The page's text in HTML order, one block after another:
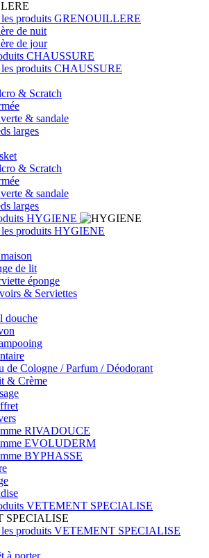
produits GRENOUILLERE
de nuit
de jour
CHAUSSURE
produits CHAUSSURE
& Scratch
& sandale
larges
& Scratch
& sandale
larges
HYGIENE
produits HYGIENE
de lit
éponge
& Serviettes
douche
de Cologne / Parfum / Déodorant
& Crème
RIVADOUCE
EVOLUDERM
BYPHASSE
VETEMENT SPECIALISE
produits VETEMENT SPECIALISE
à porter